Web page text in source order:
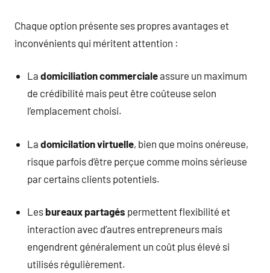
Chaque option présente ses propres avantages et
inconvénients qui méritent attention :
Ladomiciliation commercialeassure un maximum
de crédibilité mais peut être coûteuse selon
l’emplacement choisi.
Ladomicilation virtuelle, bien que moins onéreuse,
risque parfois d’être perçue comme moins sérieuse
par certains clients potentiels.
Les bureaux partagés permettent flexibilité et
interaction avec d’autres entrepreneurs mais
engendrent généralement un coût plus élevé si
utilisés régulièrement.